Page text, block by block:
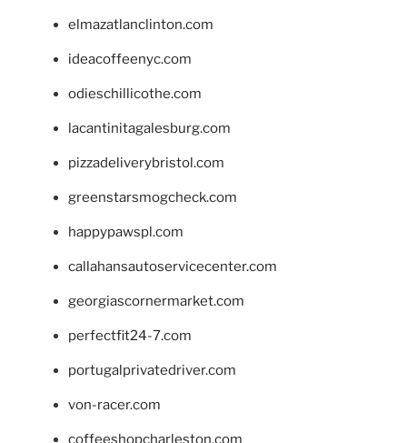
elmazatlanclinton.com
ideacoffeenyc.com
odieschillicothe.com
lacantinitagalesburg.com
pizzadeliverybristol.com
greenstarsmogcheck.com
happypawspl.com
callahansautoservicecenter.com
georgiascornermarket.com
perfectfit24-7.com
portugalprivatedriver.com
von-racer.com
coffeeshopcharleston.com